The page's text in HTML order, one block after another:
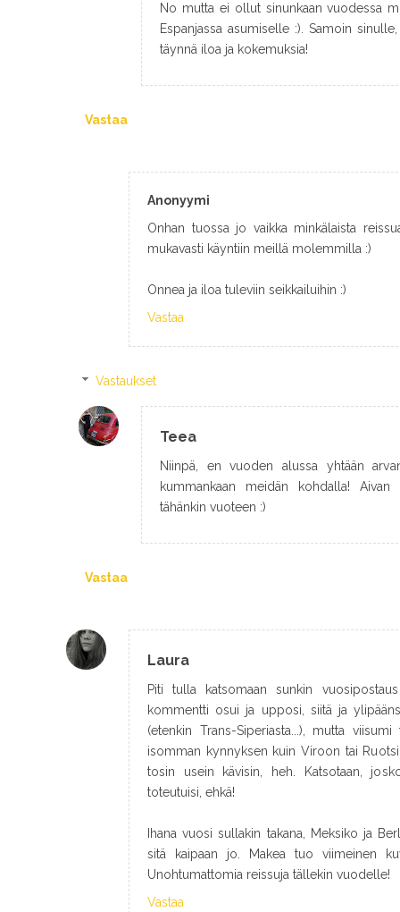
No mutta ei ollut sinunkaan vuodessa
Espanjassa asumiselle :). Samoin
täynnä iloa ja kokemuksia!
Vastaa
Anonyymi
Onhan tuossa jo vaikka minkälaista
mukavasti käyntiin meillä molemmilla :)
Onnea ja iloa tuleviin seikkailuihin :)
Vastaa
Vastaukset
Teea
Niinpä, en vuoden alussa yhtään
kummankaan meidän kohdalla!
tähänkin vuoteen :)
Vastaa
Laura
Piti tulla katsomaan sunkin
kommentti osui ja upposi, siitä ja
(etenkin Trans-Siperiasta...), mutta
isomman kynnyksen kuin Viroon tai
tosin usein kävisin, heh. Katsotaan,
toteutuisi, ehkä!
Ihana vuosi sullakin takana, Meksiko ja
sitä kaipaan jo. Makea tuo viimeinen
Unohtumattomia reissuja tällekin vuodelle!
Vastaa